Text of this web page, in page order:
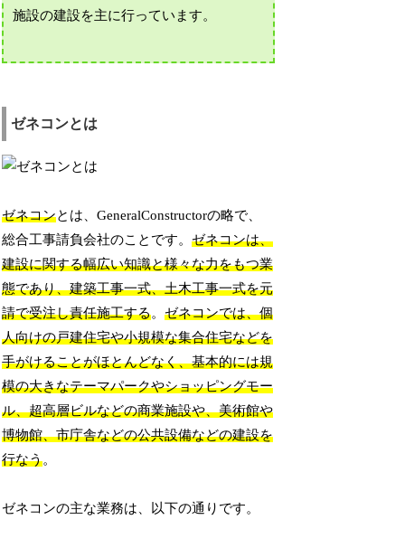
施設の建設を主に行っています。
ゼネコンとは
ゼネコンとは、GeneralConstructorの略で、
総合工事請負会社のことです。ゼネコンは、
建設に関する幅広い知識と様々な力をもつ業
態であり、建築工事一式、土木工事一式を元
請で受注し責任施工する。ゼネコンでは、個
人向けの戸建住宅や小規模な集合住宅などを
手がけることがほとんどなく、基本的には規
模の大きなテーマパークやショッピングモー
ル、超高層ビルなどの商業施設や、美術館や
博物館、市庁舎などの公共設備などの建設を
行なう。
ゼネコンの主な業務は、以下の通りです。